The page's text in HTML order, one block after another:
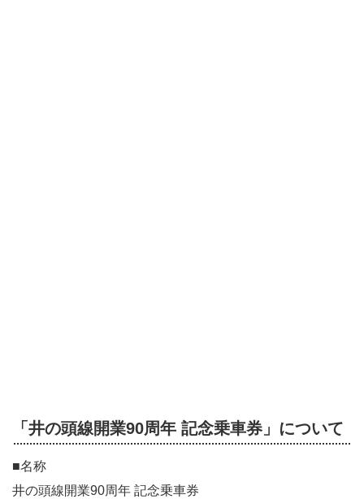
「井の頭線開業90周年 記念乗車券」について
■名称
井の頭線開業90周年 記念乗車券